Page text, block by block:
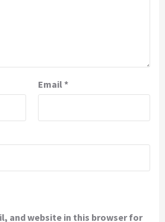
Email *
and website in this browser for